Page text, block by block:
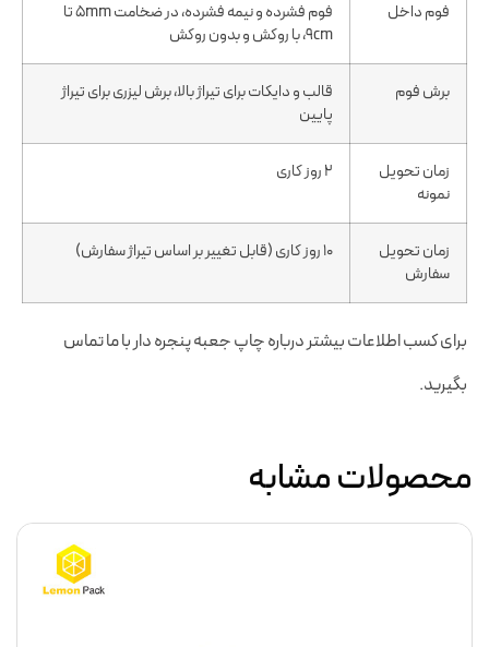
فوم داخل
فوم فشرده و نیمه فشرده، در ضخامت 5mm تا
9cm، با روکش و بدون روکش
برش فوم
قالب و دایکات برای تیراژ بالا، برش لیزری برای تیراژ
پایین
زمان تحویل
نمونه
2 روز کاری
زمان تحویل
سفارش
10 روز کاری (قابل تغییر بر اساس تیراژ سفارش)
برای کسب اطلاعات بیشتر درباره چاپ جعبه پنجره دار با ما تماس
بگیرید.
محصولات مشابه